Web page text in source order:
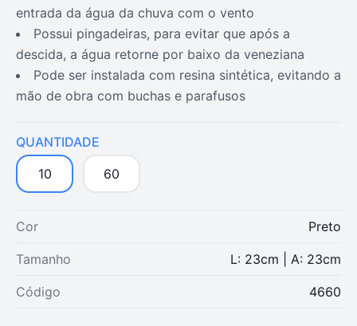
entrada da água da chuva com o vento
possui pingadeiras, para evitar que após a
descida, a água retorne por baixo da veneziana
pode ser instalada com resina sintética, evitando a
mão de obra com buchas e parafusos
QUANTIDADE
10
60
Cor Preto
Tamanho L: 23cm | A: 23cm
Código 4660